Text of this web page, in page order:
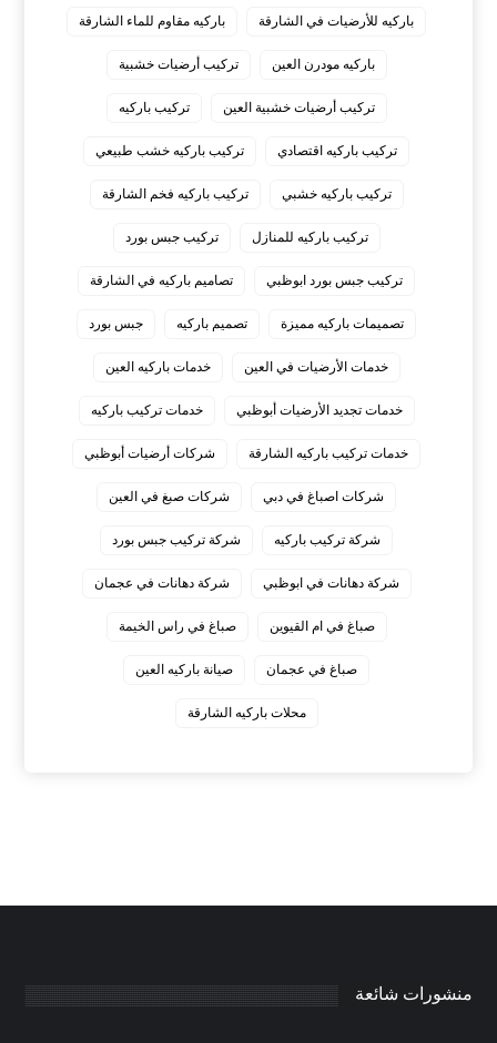
باركيه للأرضيات في الشارقة باركيه مقاوم للماء الشارقة
باركيه مودرن العين تركيب أرضيات خشبية
تركيب أرضيات خشبية العين تركيب باركيه
تركيب باركيه اقتصادي تركيب باركيه خشب طبيعي
تركيب باركيه خشبي تركيب باركيه فخم الشارقة
تركيب باركيه للمنازل تركيب جبس بورد
تركيب جبس بورد ابوظبي تصاميم باركيه في الشارقة
تصميمات باركيه مميزة تصميم باركيه جبس بورد
خدمات الأرضيات في العين خدمات باركيه العين
خدمات تجديد الأرضيات أبوظبي خدمات تركيب باركيه
خدمات تركيب باركيه الشارقة شركات أرضيات أبوظبي
شركات اصباغ في دبي شركات صبغ في العين
شركة تركيب باركيه شركة تركيب جبس بورد
شركة دهانات في ابوظبي شركة دهانات في عجمان
صباغ في ام القيوين صباغ في راس الخيمة
صباغ في عجمان صيانة باركيه العين
محلات باركيه الشارقة
منشورات شائعة